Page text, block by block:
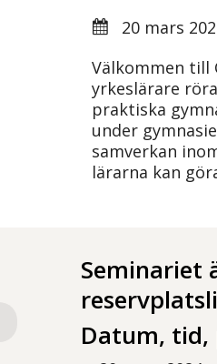
20 mars
Välkommen till
yrkeslärare
praktiska
under
samverkan
lärarna kan
Seminariet
Datum, tid,